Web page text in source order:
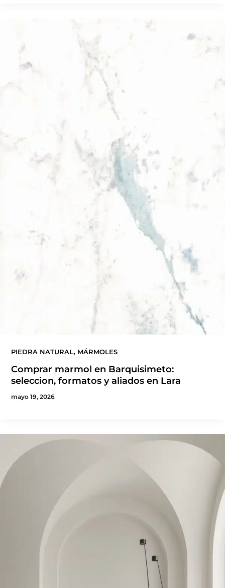
PIEDRA NATURAL, MÁRMOLES
Comprar marmol en Barquisimeto:
seleccion, formatos y aliados en Lara
mayo 19, 2026